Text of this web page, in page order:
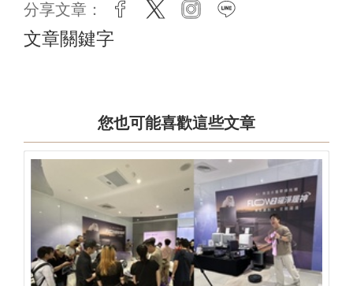
分享文章： facebook
twitter instagram
文章關鍵字
您也可能喜歡這些文章